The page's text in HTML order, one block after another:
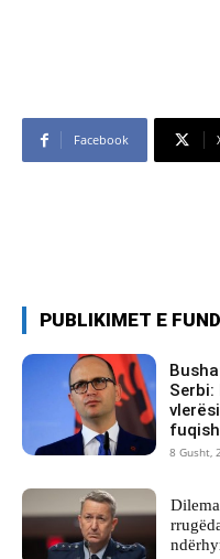
Facebook
PUBLIKIMET E
8 Gusht,